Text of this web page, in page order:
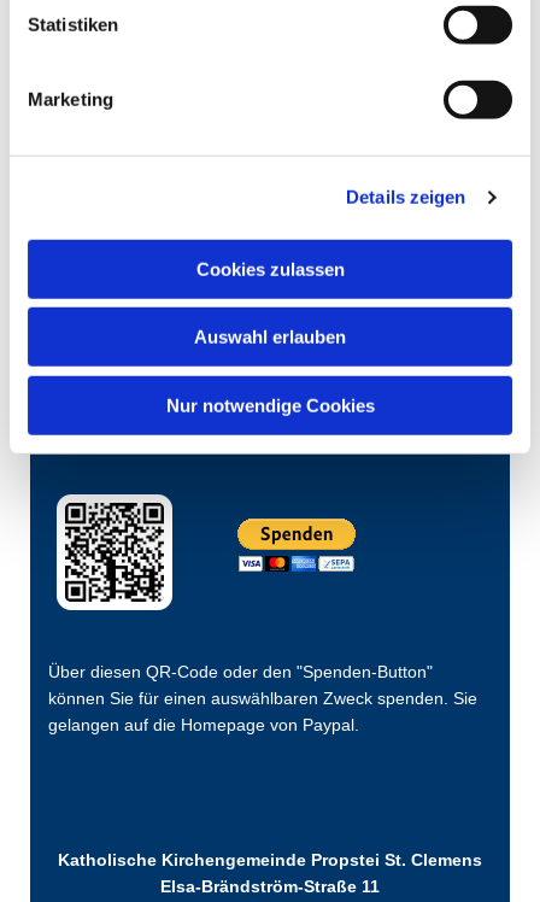
Statistiken
Marketing
Details zeigen
Cookies zulassen
Auswahl erlauben
Nur notwendige Cookies
Über diesen QR-Code oder den "Spenden-Button"
können Sie für einen auswählbaren Zweck spenden. Sie
gelangen auf die Homepage von Paypal.
Katholische Kirchengemeinde Propstei St. Clemens
Elsa-Brändström-Straße 11